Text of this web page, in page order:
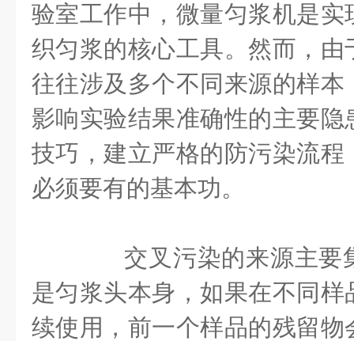
验室工作中，微量匀浆机是
织匀浆的核心工具。然而，
往往涉及多个不同来源的样
影响实验结果准确性的主要
技巧，建立严格的防污染流
必须要有的基本功。
交叉污染的来源主要
是匀浆头本身，如果在不同
续使用，前一个样品的残留